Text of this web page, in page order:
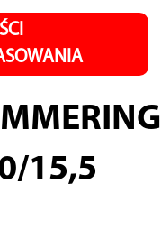
15,5